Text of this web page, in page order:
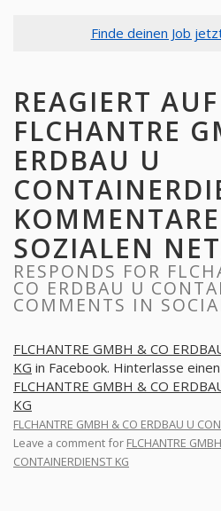
Finde deinen Job
REAGIERT AUF
FLCHANTRE
ERDBAU U
SOZIALEN
RESPONDS FOR
CO ERDBAU U
COMMENTS IN
FLCHANTRE GMBH & CO
KG in Facebook. Hinterlasse
FLCHANTRE GMBH & CO
KG
FLCHANTRE GMBH & CO ERDBAU U
Leave a comment for FLCHANTRE
CONTAINERDIENST KG